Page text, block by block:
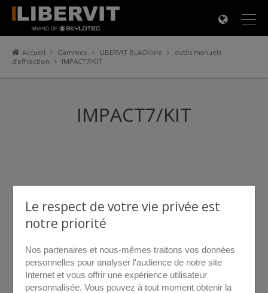
Accueil Gammes LIBERVIT BLACKline
outils manuels
d’effraction
IMPACT7/KIT
IMPACT7/KIT
Le respect de votre vie privée est
notre priorité
Nos partenaires et nous-mêmes traitons vos données
personnelles pour analyser l'audience de notre site
Internet et vous offrir une expérience utilisateur
personnalisée. Vous pouvez à tout moment obtenir la